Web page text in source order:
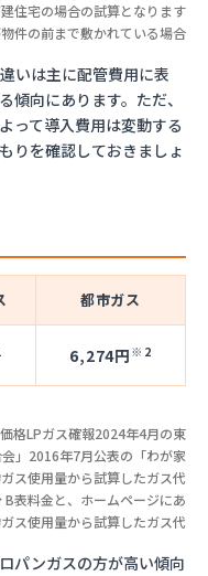
住宅の場合の試算となります
件の前まで敷かれている場合
いは主に配管費用に表
傾向にあります。ただ、
って導入費用は変動する
りを確認しておきましょ
都市ガス
6,274円 ※2
格LPガス確報2024年4月の東
」2016年7月公表の「わが家
ス使用量から試算したガス代
表料金と、ホームページにあ
ス使用量から試算したガス代
パンガスの方が高い傾向